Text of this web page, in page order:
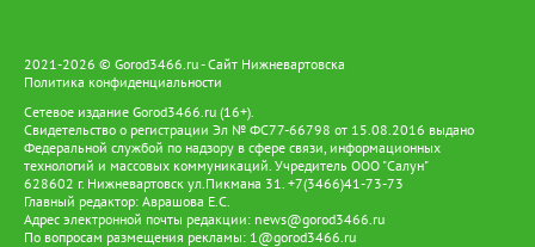
2021-2026 © Gorod3466.ru - Сайт Нижневартовска
Политика конфиденциальности
Сетевое издание Gorod3466.ru (16+).
Свидетельство о регистрации Эл № ФС77-66798 от 15.08.2016 выдано
Федеральной службой по надзору в сфере связи, информационных
технологий и массовых коммуникаций. Учредитель ООО "Салун"
628602 г. Нижневартовск ул.Пикмана 31. +7(3466)41-73-73
Главный редактор: Аврашова Е.С.
Адрес электронной почты редакции: news@gorod3466.ru
По вопросам размещения рекламы: 1@gorod3466.ru